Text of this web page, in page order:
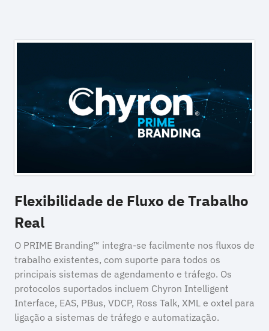
Flexibilidade de Fluxo de Trabalho
Real
O PRIME Branding™ integra-se facilmente nos fluxos de
trabalho existentes, com suporte para todos os
principais sistemas de agendamento e tráfego. Os
protocolos suportados incluem Chyron Intelligent
Interface, EAS, PBus, VDCP, Ross Talk, XML e oxtel para
ligação a sistemas de tráfego e automatização.